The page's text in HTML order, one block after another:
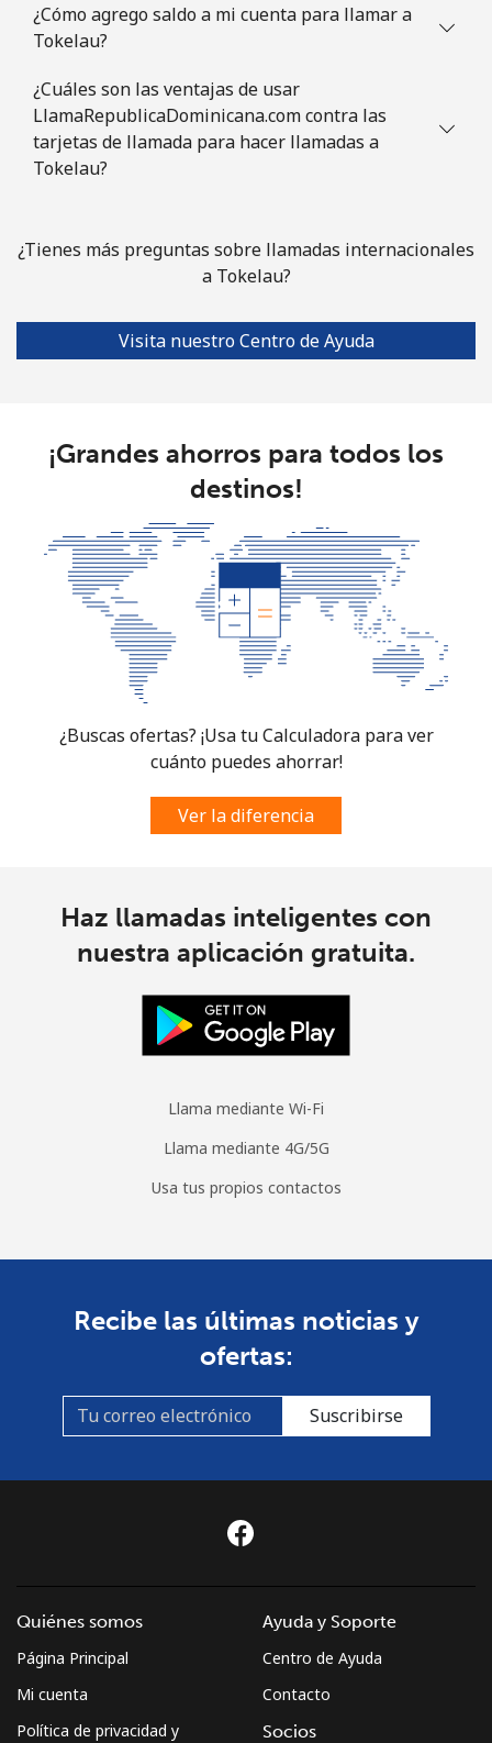
¿Cómo agrego saldo a mi cuenta para llamar a
Tokelau?
¿Cuáles son las ventajas de usar
LlamaRepublicaDominicana.com contra las
tarjetas de llamada para hacer llamadas a
Tokelau?
¿Tienes más preguntas sobre llamadas internacionales
a Tokelau?
Visita nuestro Centro de Ayuda
¡Grandes ahorros para todos los
destinos!
¿Buscas ofertas? ¡Usa tu Calculadora para ver
cuánto puedes ahorrar!
Ver la diferencia
Haz llamadas inteligentes con
nuestra aplicación gratuita.
Llama mediante Wi-Fi
Llama mediante 4G/5G
Usa tus propios contactos
Recibe las últimas noticias y
ofertas:
Suscribirse
Quiénes somos
Página Principal
Mi cuenta
Política de privacidad y
Ayuda y Soporte
Centro de Ayuda
Contacto
Socios